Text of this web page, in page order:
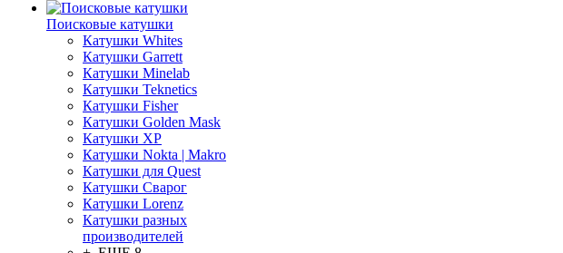
Поисковые катушки
Катушки Whites
Катушки Garrett
Катушки Minelab
Катушки Teknetics
Катушки Fisher
Катушки Golden Mask
Катушки XP
Катушки Nokta | Makro
Катушки для Quest
Катушки Сварог
Катушки Lorenz
Катушки разных
производителей